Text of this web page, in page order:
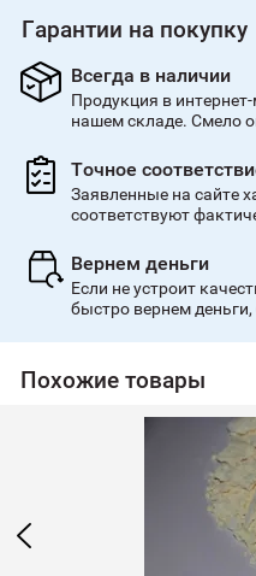
Гарантии на покупку
Всегда в наличии
Продукция в
нашем складе. Смело
Точное
Заявленные на сайте
соответствуют
Вернем деньги
Если не устроит
быстро вернем
Похожие товары